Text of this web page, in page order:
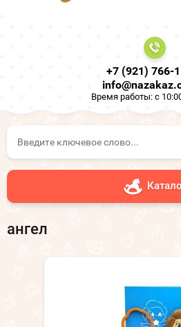
+7 (921) 766-
Время работы: с
ангел